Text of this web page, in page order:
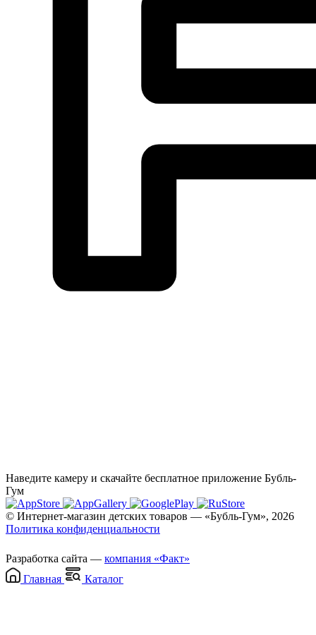
Наведите камеру и скачайте бесплатное приложение Бубль-
Гум
© Интернет-магазин детских товаров — «Бубль-Гум», 2026
Политика конфиденциальности
Разработка сайта — компания «Факт»
Главная
Каталог